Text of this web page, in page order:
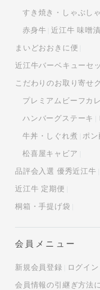
すき焼き・しゃぶし
赤身牛 近江牛 味噌漬
まいどおおきに便
近江牛バーベキューセ
こだわりのお取り寄せ
プレミアムビーフカ
ハンバーグステーキ
牛丼・しぐれ煮 ポン
松喜屋キャビア
品評会入選 優秀近江牛
近江牛 定期便
桐箱・手提げ袋
会員メニュー
新規会員登録 ログイン
会員情報の引継ぎ方法